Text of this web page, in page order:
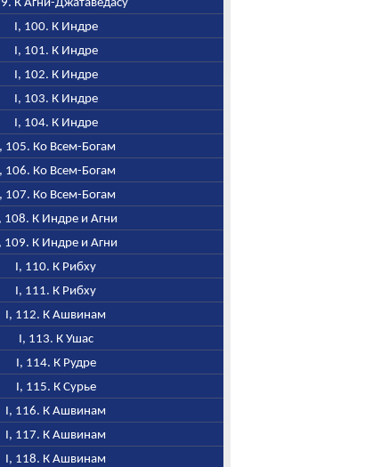
I, 100. К Индре
I, 101. К Индре
I, 102. К Индре
I, 103. К Индре
I, 104. К Индре
105. Ко Всем-Богам
106. Ко Всем-Богам
107. Ко Всем-Богам
108. К Индре и Агни
109. К Индре и Агни
I, 110. К Рибху
I, 111. К Рибху
I, 112. К Ашвинам
I, 113. К Ушас
I, 114. К Рудре
I, 115. К Сурье
I, 116. К Ашвинам
I, 117. К Ашвинам
I, 118. К Ашвинам